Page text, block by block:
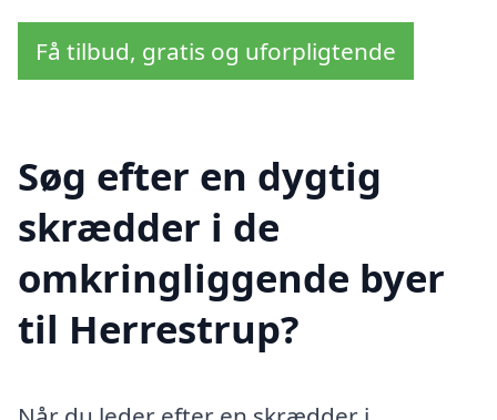
Få tilbud, gratis og uforpligtende
Søg efter en dygtig
skrædder i de
omkringliggende byer
til Herrestrup?